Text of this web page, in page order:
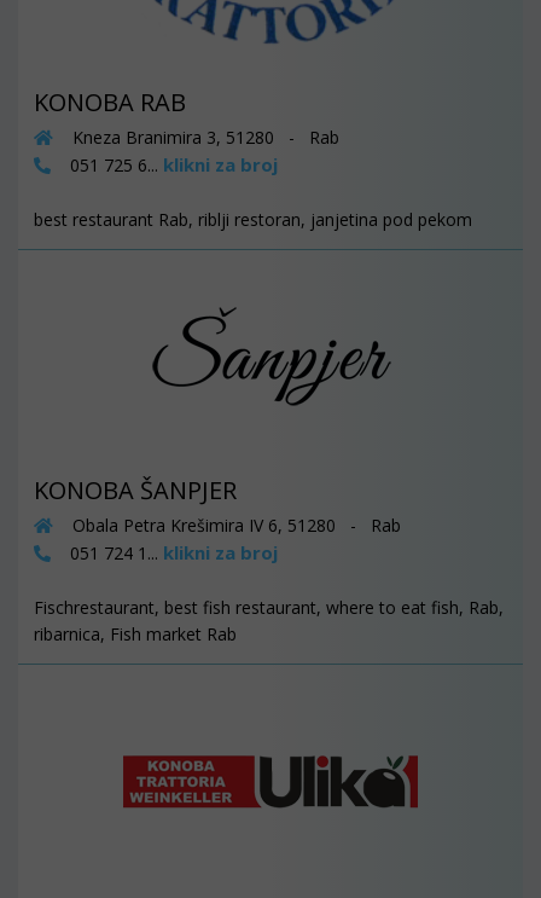
KONOBA RAB
Kneza Branimira 3, 51280 - Rab
051 725 6... klikni za broj
best restaurant Rab, riblji restoran, janjetina pod pekom
KONOBA ŠANPJER
Obala Petra Krešimira IV 6, 51280 - Rab
051 724 1... klikni za broj
Fischrestaurant, best fish restaurant, where to eat fish, Rab,
ribarnica, Fish market Rab